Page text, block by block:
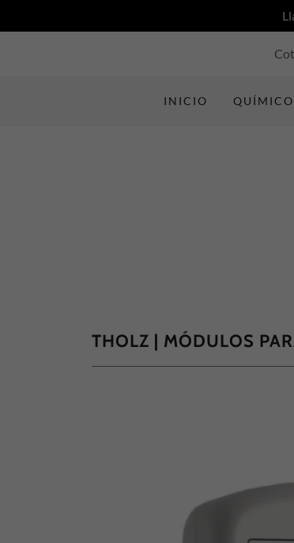
INICIO
THOLZ | MÓDULOS